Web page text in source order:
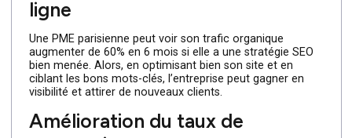
Ces services innovants montrent comment une agence
marketing de qualité comme
votre présence digitale à Paris, en vous aidant à
vos objectifs avec des solutions adaptées, sur-mesure
performantes.
Les résultats concrets pour
les entreprises parisiennes